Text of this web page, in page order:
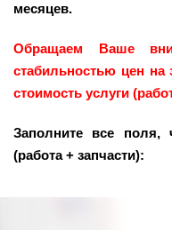
месяцев.
Обращаем Ваше
стабильностью цен на
стоимость услуги
Заполните все поля,
(работа + запчасти):